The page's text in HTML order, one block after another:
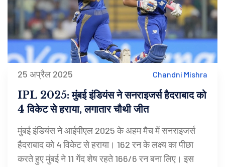
25 अप्रैल 2025 Chandni Mishra
IPL 2025: मुंबई इंडियंस ने सनराइजर्स हैदराबाद को
4 विकेट से हराया, लगातार चौथी जीत
मुंबई इंडियंस ने आईपीएल 2025 के अहम मैच में सनराइजर्स
हैदराबाद को 4 विकेट से हराया। 162 रन के लक्ष्य का पीछा
करते हुए मुंबई ने 11 गेंद शेष रहते 166/6 रन बना लिए। इस